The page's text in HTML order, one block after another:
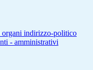
organi indirizzo-politico
- amministrativi